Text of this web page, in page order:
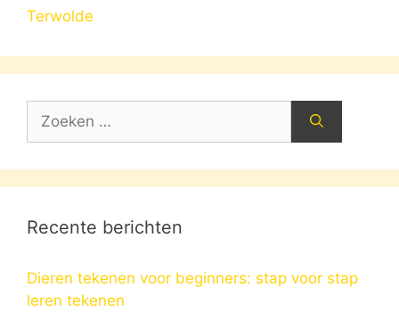
Terwolde
Zoek
Recente berichten
Dieren tekenen voor beginners: stap voor stap
leren tekenen